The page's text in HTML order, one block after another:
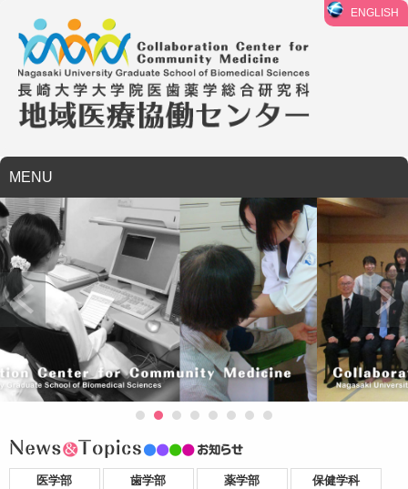
ENGLISH
MENU
医学部 歯学部 薬学部 保健学科